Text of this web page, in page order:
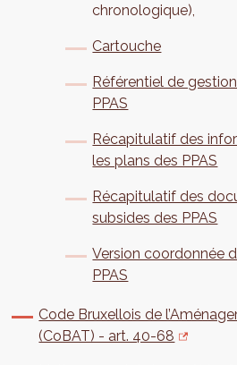
chronologique),
Cartouche
Référentiel de
PPAS
Récapitulatif des
les plans des PPAS
Récapitulatif des
subsides des PPAS
Version coordonnée
PPAS
Code Bruxellois de
(CoBAT) - art. 40-68